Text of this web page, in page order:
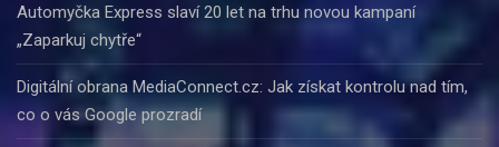
Automyčka Express slaví 20 let na trhu novou kampaní
„Zaparkuj chytře“
Digitální obrana MediaConnect.cz: Jak získat kontrolu nad tím,
co o vás Google prozradí